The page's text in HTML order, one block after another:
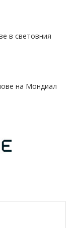
в световния
на Мондиал